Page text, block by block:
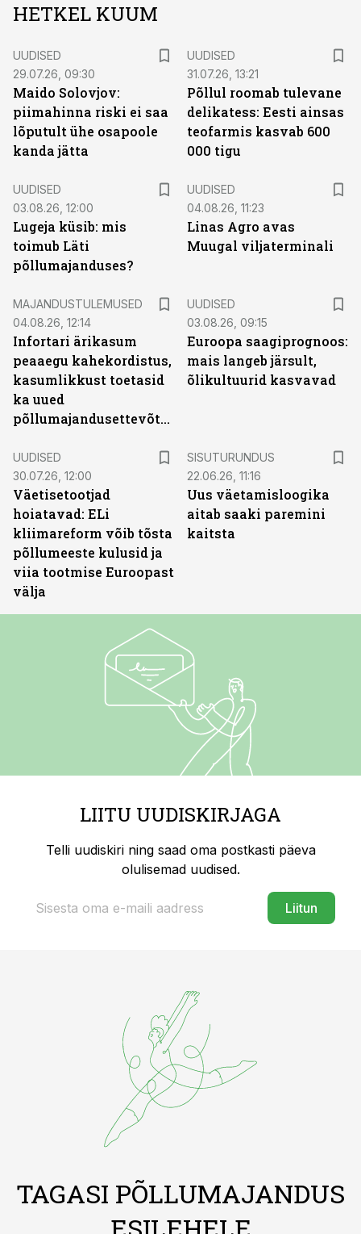
HETKEL KUUM
UUDISED
29.07.26, 09:30
Maido Solovjov:
piimahinna riski ei saa
lõputult ühe osapoole
kanda jätta
UUDISED
31.07.26, 13:21
Põllul roomab tulevane
delikatess: Eesti ainsas
teofarmis kasvab 600
000 tigu
UUDISED
03.08.26, 12:00
Lugeja küsib: mis
toimub Läti
põllumajanduses?
UUDISED
04.08.26, 11:23
Linas Agro avas
Muugal viljaterminali
MAJANDUSTULEMUSED
04.08.26, 12:14
Infortari ärikasum
peaaegu kahekordistus,
kasumlikkust toetasid
ka uued
põllumajandusettevõtted
UUDISED
03.08.26, 09:15
Euroopa saagiprognoos:
mais langeb järsult,
õlikultuurid kasvavad
UUDISED
30.07.26, 12:00
Väetisetootjad
hoiatavad: ELi
kliimareform võib tõsta
põllumeeste kulusid ja
viia tootmise Euroopast
välja
SISUTURUNDUS
22.06.26, 11:16
Uus väetamisloogika
aitab saaki paremini
kaitsta
LIITU UUDISKIRJAGA
Telli uudiskiri ning saad oma postkasti päeva
olulisemad uudised.
Liitun
TAGASI PÕLLUMAJANDUS